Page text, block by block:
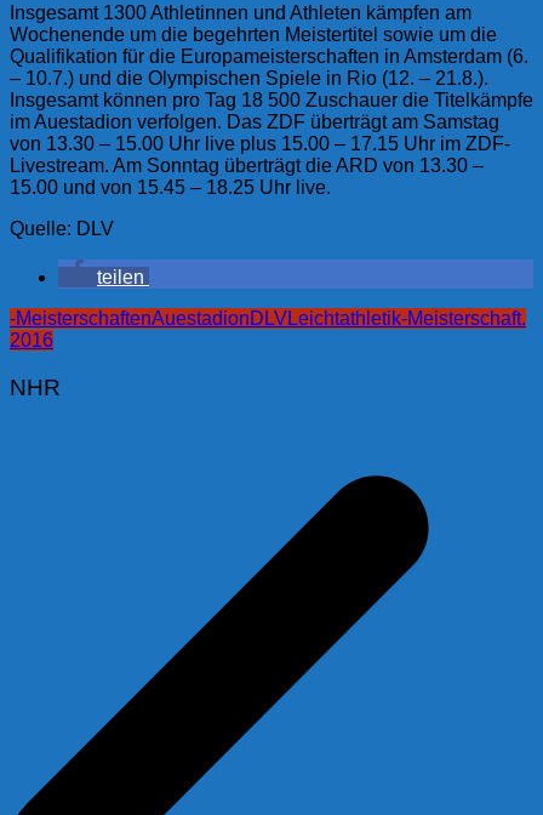
Insgesamt 1300 Athletinnen und Athleten kämpfen am
Wochenende um die begehrten Meistertitel sowie um die
Qualifikation für die Europameisterschaften in Amsterdam (6.
– 10.7.) und die Olympischen Spiele in Rio (12. – 21.8.).
Insgesamt können pro Tag 18 500 Zuschauer die Titelkämpfe
im Auestadion verfolgen. Das ZDF überträgt am Samstag
von 13.30 – 15.00 Uhr live plus 15.00 – 17.15 Uhr im ZDF-
Livestream. Am Sonntag überträgt die ARD von 13.30 –
15.00 und von 15.45 – 18.25 Uhr live.
Quelle: DLV
teilen
-MeisterschaftenAuestadionDLVLeichtathletik-Meisterschaft.
2016
NHR